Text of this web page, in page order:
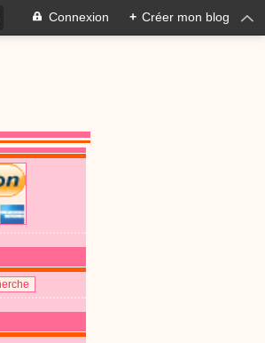
Connexion + Créer mon blog